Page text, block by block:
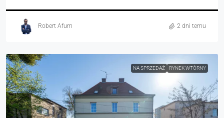
Robert Afum 2 dni temu
NA SPRZEDAŻ RYNEK WTÓRNY